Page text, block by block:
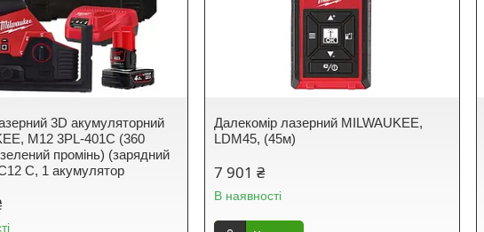
3D акумуляторний
M12 3PL-401C (360
зелений промінь) (зарядний
С, 1 акумулятор
Далекомір лазерний MILWAUKEE,
LDM45, (45м)
7 901 ₴
В наявності